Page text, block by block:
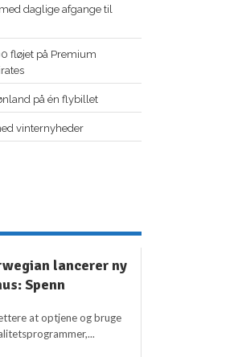
daglige afgange til
fløjet på Premium
på én flybillet
vinternyheder
lancerer ny
Spenn
at optjene og bruge